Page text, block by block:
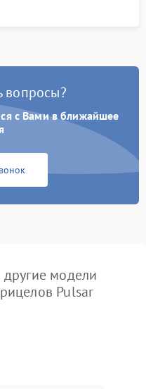
вопросы?
с Вами в ближайшее
модели
Pulsar